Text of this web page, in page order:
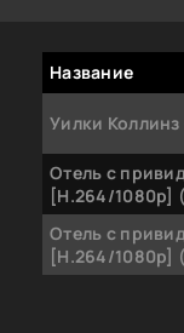
Название
Уилки
Отель с
[H.264/1080p]
Отель с
[H.264/1080p]